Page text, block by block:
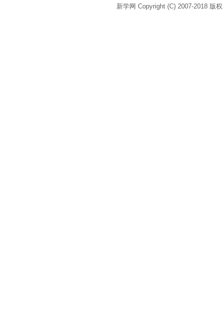
新学网 Copyright (C) 2007-2018 版